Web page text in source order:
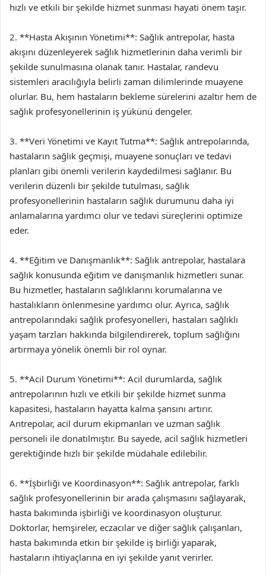
hızlı ve etkili bir şekilde hizmet sunması hayati önem taşır.
2. **Hasta Akışının Yönetimi**: Sağlık antrepolar, hasta
akışını düzenleyerek sağlık hizmetlerinin daha verimli bir
şekilde sunulmasına olanak tanır. Hastalar, randevu
sistemleri aracılığıyla belirli zaman dilimlerinde muayene
olurlar. Bu, hem hastaların bekleme sürelerini azaltır hem de
sağlık profesyonellerinin iş yükünü dengeler.
3. **Veri Yönetimi ve Kayıt Tutma**: Sağlık antrepolarında,
hastaların sağlık geçmişi, muayene sonuçları ve tedavi
planları gibi önemli verilerin kaydedilmesi sağlanır. Bu
verilerin düzenli bir şekilde tutulması, sağlık
profesyonellerinin hastaların sağlık durumunu daha iyi
anlamalarına yardımcı olur ve tedavi süreçlerini optimize
eder.
4. **Eğitim ve Danışmanlık**: Sağlık antrepolar, hastalara
sağlık konusunda eğitim ve danışmanlık hizmetleri sunar.
Bu hizmetler, hastaların sağlıklarını korumalarına ve
hastalıkların önlenmesine yardımcı olur. Ayrıca, sağlık
antrepolarındaki sağlık profesyonelleri, hastaları sağlıklı
yaşam tarzları hakkında bilgilendirerek, toplum sağlığını
artırmaya yönelik önemli bir rol oynar.
5. **Acil Durum Yönetimi**: Acil durumlarda, sağlık
antrepolarının hızlı ve etkili bir şekilde hizmet sunma
kapasitesi, hastaların hayatta kalma şansını artırır.
Antrepolar, acil durum ekipmanları ve uzman sağlık
personeli ile donatılmıştır. Bu sayede, acil sağlık hizmetleri
gerektiğinde hızlı bir şekilde müdahale edilebilir.
6. **İşbirliği ve Koordinasyon**: Sağlık antrepolar, farklı
sağlık profesyonellerinin bir arada çalışmasını sağlayarak,
hasta bakımında işbirliği ve koordinasyon oluşturur.
Doktorlar, hemşireler, eczacılar ve diğer sağlık çalışanları,
hasta bakımında etkin bir şekilde iş birliği yaparak,
hastaların ihtiyaçlarına en iyi şekilde yanıt verirler.